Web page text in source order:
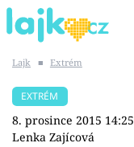
SHOPAHOLICADEL
Lajk ■ Extrém
EXTRÉM
8. prosince 2015 14:25
Lenka Zajícová